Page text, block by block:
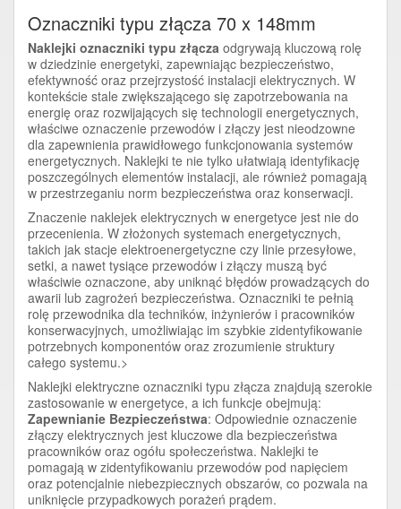
Oznaczniki typu złącza 70 x 148mm
Naklejki oznaczniki typu złącza odgrywają kluczową rolę
w dziedzinie energetyki, zapewniając bezpieczeństwo,
efektywność oraz przejrzystość instalacji elektrycznych. W
kontekście stale zwiększającego się zapotrzebowania na
energię oraz rozwijających się technologii energetycznych,
właściwe oznaczenie przewodów i złączy jest nieodzowne
dla zapewnienia prawidłowego funkcjonowania systemów
energetycznych. Naklejki te nie tylko ułatwiają identyfikację
poszczególnych elementów instalacji, ale również pomagają
w przestrzeganiu norm bezpieczeństwa oraz konserwacji.
Znaczenie naklejek elektrycznych w energetyce jest nie do
przecenienia. W złożonych systemach energetycznych,
takich jak stacje elektroenergetyczne czy linie przesyłowe,
setki, a nawet tysiące przewodów i złączy muszą być
właściwie oznaczone, aby uniknąć błędów prowadzących do
awarii lub zagrożeń bezpieczeństwa. Oznaczniki te pełnią
rolę przewodnika dla techników, inżynierów i pracowników
konserwacyjnych, umożliwiając im szybkie zidentyfikowanie
potrzebnych komponentów oraz zrozumienie struktury
całego systemu.>
Naklejki elektryczne oznaczniki typu złącza znajdują szerokie
zastosowanie w energetyce, a ich funkcje obejmują:
Zapewnianie Bezpieczeństwa: Odpowiednie oznaczenie
złączy elektrycznych jest kluczowe dla bezpieczeństwa
pracowników oraz ogółu społeczeństwa. Naklejki te
pomagają w zidentyfikowaniu przewodów pod napięciem
oraz potencjalnie niebezpiecznych obszarów, co pozwala na
uniknięcie przypadkowych porażeń prądem.